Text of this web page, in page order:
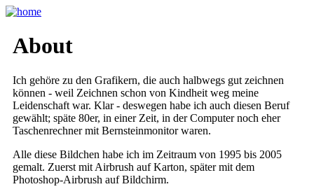
About
Ich gehöre zu den Grafikern, die auch halbwegs gut zeichnen
können - weil Zeichnen schon von Kindheit weg meine
Leidenschaft war. Klar - deswegen habe ich auch diesen Beruf
gewählt; späte 80er, in einer Zeit, in der Computer noch eher
Taschenrechner mit Bernsteinmonitor waren.
Alle diese Bildchen habe ich im Zeitraum von 1995 bis 2005
gemalt. Zuerst mit Airbrush auf Karton, später mit dem
Photoshop-Airbrush auf Bildchirm.